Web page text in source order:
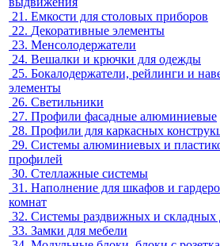
21. Емкости для столовых приборов
22. Декоративные элементы
23. Менсолодержатели
24. Вешалки и крючки для одежды
25. Бокалодержатели, рейлинги и
элементы
26. Светильники
27. Профили фасадные алюминиевые
28. Профили для каркасных
29. Системы алюминиевых и
профилей
30. Стеллажные системы
31. Наполнение для шкафов и
комнат
32. Системы раздвижных и складных
33. Замки для мебели